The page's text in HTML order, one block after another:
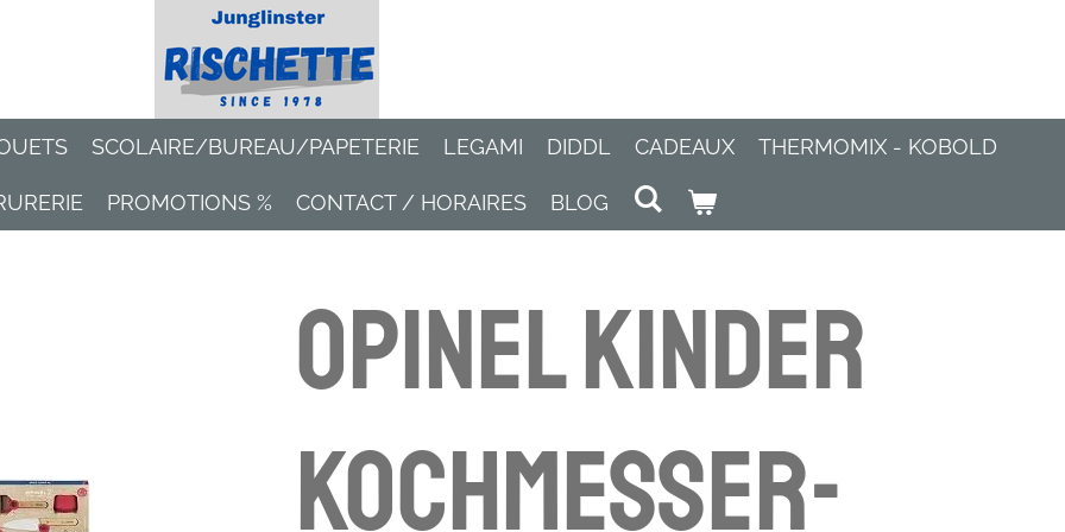
SCOLAIRE/BUREAU/PAPETERIE LEGAMI DIDDL CADEAUX THERMOMIX - KOBOLD
PROMOTIONS % CONTACT / HORAIRES BLOG
OPINEL Kinder
Kochmesser-